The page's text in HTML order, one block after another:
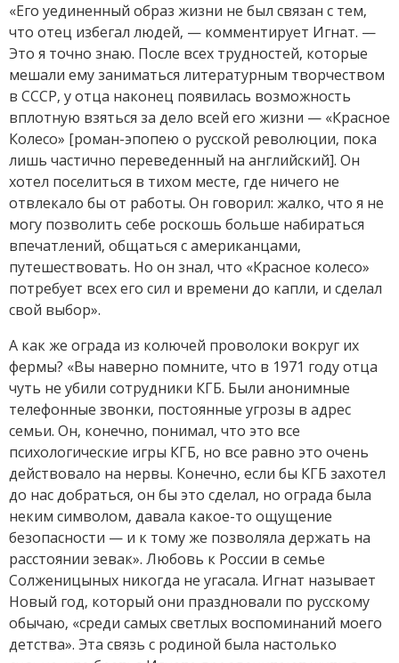
«Его уединенный образ жизни не был связан с тем,
что отец избегал людей, — комментирует Игнат. —
Это я точно знаю. После всех трудностей, которые
мешали ему заниматься литературным творчеством
в СССР, у отца наконец появилась возможность
вплотную взяться за дело всей его жизни — «Красное
Колесо» [роман-эпопею о русской революции, пока
лишь частично переведенный на английский]. Он
хотел поселиться в тихом месте, где ничего не
отвлекало бы от работы. Он говорил: жалко, что я не
могу позволить себе роскошь больше набираться
впечатлений, общаться с американцами,
путешествовать. Но он знал, что «Красное колесо»
потребует всех его сил и времени до капли, и сделал
свой выбор».
А как же ограда из колючей проволоки вокруг их
фермы? «Вы наверно помните, что в 1971 году отца
чуть не убили сотрудники КГБ. Были анонимные
телефонные звонки, постоянные угрозы в адрес
семьи. Он, конечно, понимал, что это все
психологические игры КГБ, но все равно это очень
действовало на нервы. Конечно, если бы КГБ захотел
до нас добраться, он бы это сделал, но ограда была
неким символом, давала какое-то ощущение
безопасности — и к тому же позволяла держать на
расстоянии зевак». Любовь к России в семье
Солженицыных никогда не угасала. Игнат называет
Новый год, который они праздновали по русскому
обычаю, «среди самых светлых воспоминаний моего
детства». Эта связь с родиной была настолько